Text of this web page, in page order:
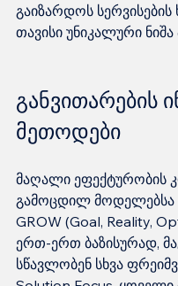
გაიზარდოს
განვითარების
მეთოდები
მაღალი ეფექტურობის
გამოცდილ მოდელებსა
GROW (Goal, Reality,
ერთ-ერთ ბაზისურად,
სწავლობენ სხვა